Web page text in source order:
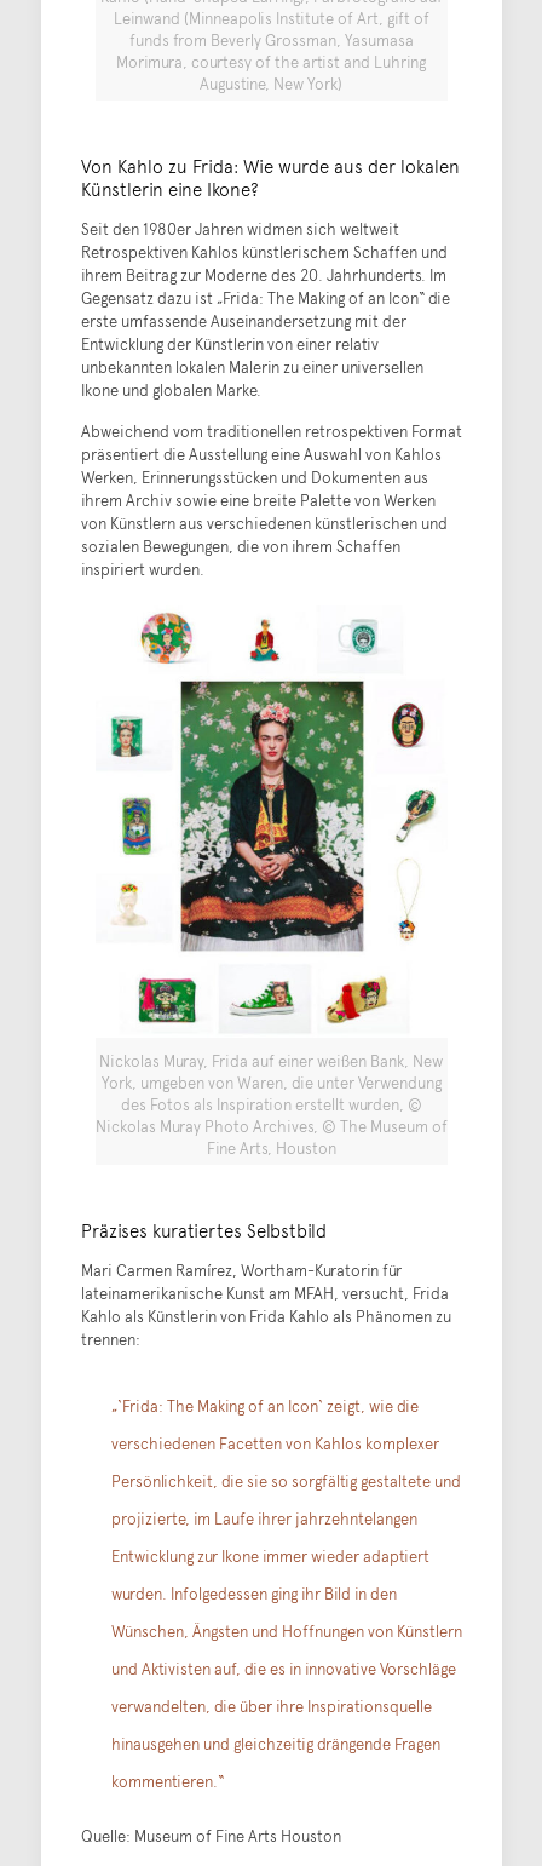
Leinwand (Minneapolis Institute of Art, gift of
funds from Beverly Grossman, Yasumasa
Morimura, courtesy of the artist and Luhring
Augustine, New York)
Von Kahlo zu Frida: Wie wurde aus der lokalen
Künstlerin eine Ikone?
Seit den 1980er Jahren widmen sich weltweit
Retrospektiven Kahlos künstlerischem Schaffen und
ihrem Beitrag zur Moderne des 20. Jahrhunderts. Im
Gegensatz dazu ist „Frida: The Making of an Icon“ die
erste umfassende Auseinandersetzung mit der
Entwicklung der Künstlerin von einer relativ
unbekannten lokalen Malerin zu einer universellen
Ikone und globalen Marke.
Abweichend vom traditionellen retrospektiven Format
präsentiert die Ausstellung eine Auswahl von Kahlos
Werken, Erinnerungsstücken und Dokumenten aus
ihrem Archiv sowie eine breite Palette von Werken
von Künstlern aus verschiedenen künstlerischen und
sozialen Bewegungen, die von ihrem Schaffen
inspiriert wurden.
Nickolas Muray, Frida auf einer weißen Bank, New
York, umgeben von Waren, die unter Verwendung
des Fotos als Inspiration erstellt wurden, ©
Nickolas Muray Photo Archives, © The Museum of
Fine Arts, Houston
Präzises kuratiertes Selbstbild
Mari Carmen Ramírez, Wortham-Kuratorin für
lateinamerikanische Kunst am MFAH, versucht, Frida
Kahlo als Künstlerin von Frida Kahlo als Phänomen zu
trennen:
„‘Frida: The Making of an Icon‘ zeigt, wie die
verschiedenen Facetten von Kahlos komplexer
Persönlichkeit, die sie so sorgfältig gestaltete und
projizierte, im Laufe ihrer jahrzehntelangen
Entwicklung zur Ikone immer wieder adaptiert
wurden. Infolgedessen ging ihr Bild in den
Wünschen, Ängsten und Hoffnungen von Künstlern
und Aktivisten auf, die es in innovative Vorschläge
verwandelten, die über ihre Inspirationsquelle
hinausgehen und gleichzeitig drängende Fragen
kommentieren.“
Quelle: Museum of Fine Arts Houston